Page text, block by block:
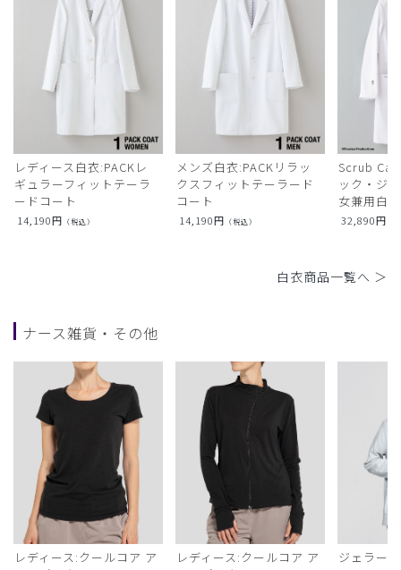
レディース白衣:PACKレ
ギュラーフィットテーラ
ードコート
14,190円 （税込）
メンズ白衣:PACKリラッ
クスフィットテーラード
コート
14,190円 （税込）
Scrub
ック・ジ
女兼用白
32,890円
白衣商品一覧へ ＞
ナース雑貨・その他
レディース:クールコア ア
レディース:クールコア ア
ジェラー